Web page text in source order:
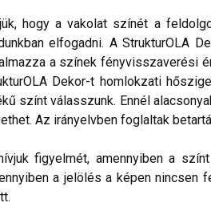
hogy a vakolat színét a
elfogadni. A StrukturOLA
a színek fényvisszaverési
Dekor-t homlokzati
színt válasszunk. Ennél
Az irányelvben foglaltak
figyelmét, amennyiben a
a jelölés a képen nincsen